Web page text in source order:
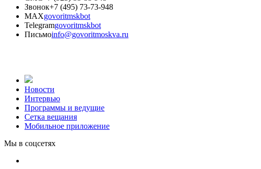
Звонок+7 (495) 73-73-948
MAXgovoritmskbot
Telegramgovoritmskbot
Письмоinfo@govoritmoskva.ru
Новости
Интервью
Программы и ведущие
Сетка вещания
Мобильное приложение
Мы в соцсетях